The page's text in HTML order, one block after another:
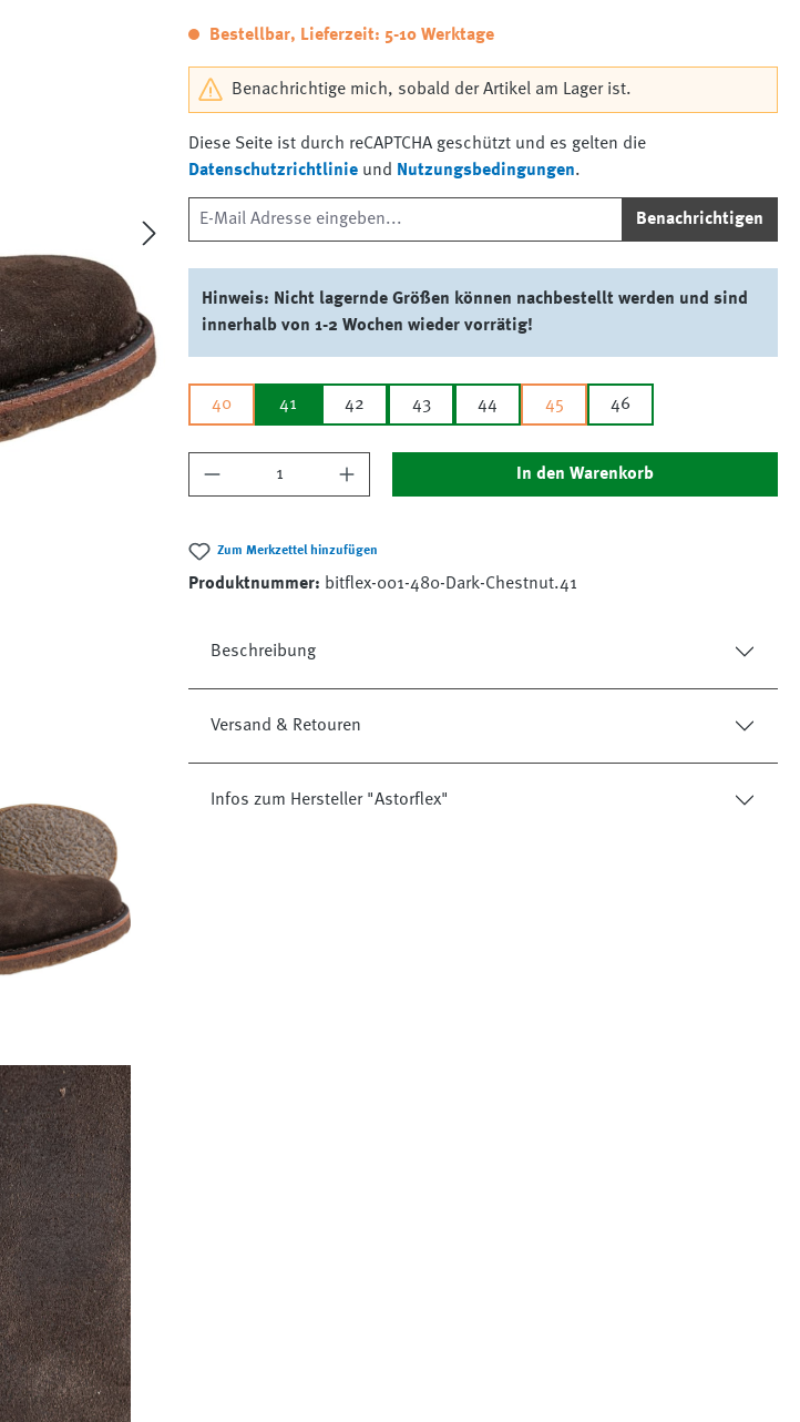
Bestellbar, Lieferzeit: 5-10 Werktage
Benachrichtige mich, sobald der Artikel am Lager ist.
Diese Seite ist durch reCAPTCHA geschützt und es gelten die
Datenschutzrichtlinie und Nutzungsbedingungen.
Benachrichtigen
Hinweis: Nicht lagernde Größen können nachbestellt werden und sind
innerhalb von 1-2 Wochen wieder vorrätig!
40 41 42 43 44 45 46
Produkt Anzahl: Gib den gewünschten Wert ein
In den Warenkorb
Zum Merkzettel hinzufügen
Produktnummer: bitflex-001-480-Dark-Chestnut.41
Beschreibung
Versand & Retouren
Infos zum Hersteller "Astorflex"